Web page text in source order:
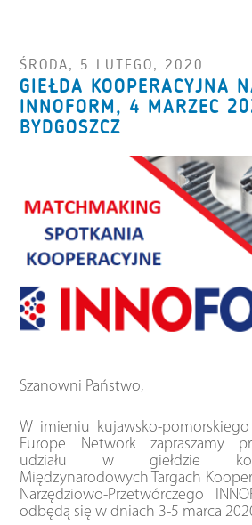
ŚRODA, 5 LUTEGO, 2020
GIEŁDA KOOPERACYJNA
INNOFORM, 4 MARZEC
BYDGOSZCZ
Szanowni Państwo,
W imieniu kujawsko-
Europe Network zapraszamy
udziału w giełdzie
Międzynarodowych Targach
Narzędziowo-Przetwórczego
odbędą się w dniach 3-5 marca